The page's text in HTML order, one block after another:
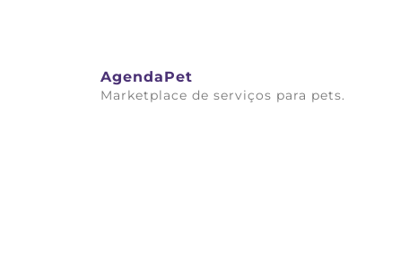
AgendaPet
Marketplace de serviços para pets.